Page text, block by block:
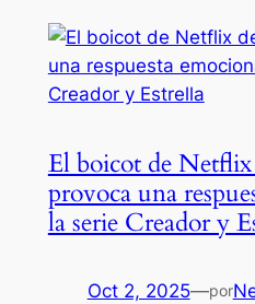
El boicot de
provoca una
la serie Creador y
Oct 2, 2025—por